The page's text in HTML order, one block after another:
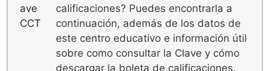
calificaciones? Puedes encontrarla a
continuación, además de los datos de
este centro educativo e información útil
sobre como consultar la Clave y cómo
descargar la boleta de calificaciones.